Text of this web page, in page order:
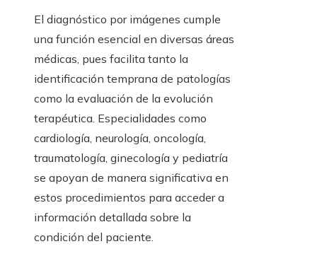
El diagnóstico por imágenes cumple
una función esencial en diversas áreas
médicas, pues facilita tanto la
identificación temprana de patologías
como la evaluación de la evolución
terapéutica. Especialidades como
cardiología, neurología, oncología,
traumatología, ginecología y pediatría
se apoyan de manera significativa en
estos procedimientos para acceder a
información detallada sobre la
condición del paciente.